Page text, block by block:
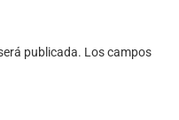
publicada. Los campos